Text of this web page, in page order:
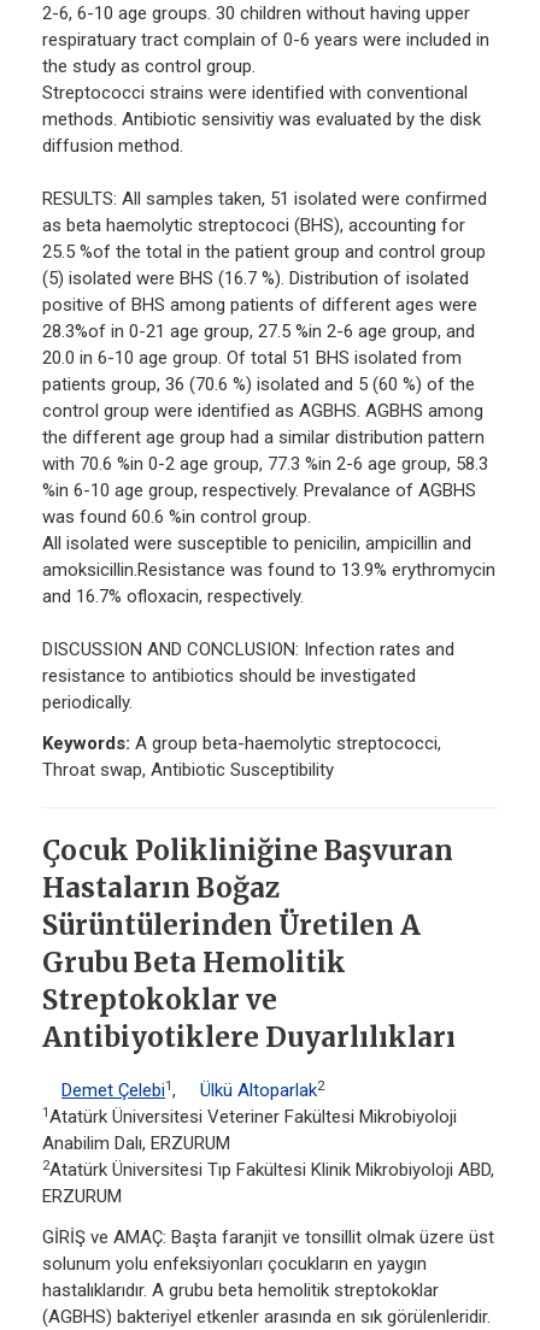
2-6, 6-10 age groups. 30 children without having upper
respiratuary tract complain of 0-6 years were included in
the study as control group.
Streptococci strains were identified with conventional
methods. Antibiotic sensivitiy was evaluated by the disk
diffusion method.
RESULTS: All samples taken, 51 isolated were confirmed
as beta haemolytic streptococi (BHS), accounting for
25.5 %of the total in the patient group and control group
(5) isolated were BHS (16.7 %). Distribution of isolated
positive of BHS among patients of different ages were
28.3%of in 0-21 age group, 27.5 %in 2-6 age group, and
20.0 in 6-10 age group. Of total 51 BHS isolated from
patients group, 36 (70.6 %) isolated and 5 (60 %) of the
control group were identified as AGBHS. AGBHS among
the different age group had a similar distribution pattern
with 70.6 %in 0-2 age group, 77.3 %in 2-6 age group, 58.3
%in 6-10 age group, respectively. Prevalance of AGBHS
was found 60.6 %in control group.
All isolated were susceptible to penicilin, ampicillin and
amoksicillin.Resistance was found to 13.9% erythromycin
and 16.7% ofloxacin, respectively.
DISCUSSION AND CONCLUSION: Infection rates and
resistance to antibiotics should be investigated
periodically.
Keywords: A group beta-haemolytic streptococci,
Throat swap, Antibiotic Susceptibility
Çocuk Polikliniğine Başvuran
Hastaların Boğaz
Sürüntülerinden Üretilen A
Grubu Beta Hemolitik
Streptokoklar ve
Antibiyotiklere Duyarlılıkları
Demet Çelebi1, Ülkü Altoparlak2
1Atatürk Üniversitesi Veteriner Fakültesi Mikrobiyoloji
Anabilim Dalı, ERZURUM
2Atatürk Üniversitesi Tıp Fakültesi Klinik Mikrobiyoloji ABD,
ERZURUM
GİRİŞ ve AMAÇ: Başta faranjit ve tonsillit olmak üzere üst
solunum yolu enfeksiyonları çocukların en yaygın
hastalıklarıdır. A grubu beta hemolitik streptokoklar
(AGBHS) bakteriyel etkenler arasında en sık görülenleridir.